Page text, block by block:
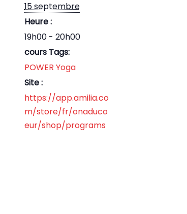
15 septembre
Heure :
19h00 - 20h00
cours Tags:
POWER Yoga
Site :
https://app.amilia.co
m/store/fr/onaduco
eur/shop/programs